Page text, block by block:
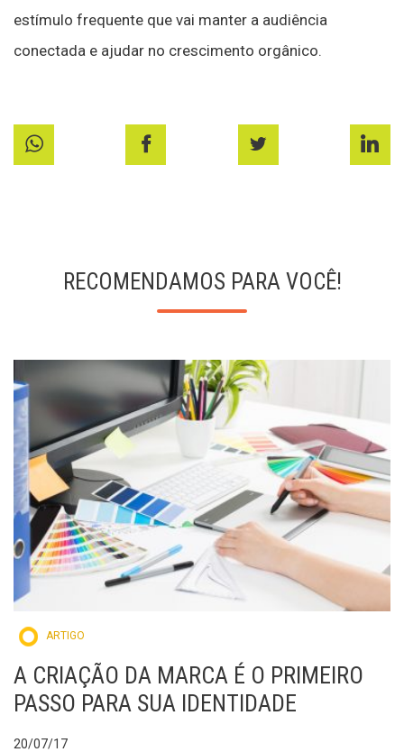
estímulo frequente que vai manter a audiência
conectada e ajudar no crescimento orgânico.
RECOMENDAMOS PARA VOCÊ!
ARTIGO
A CRIAÇÃO DA MARCA É O PRIMEIRO
PASSO PARA SUA IDENTIDADE
20/07/17